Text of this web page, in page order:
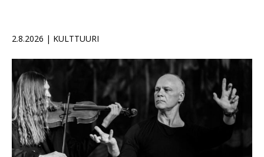
2.8.2026 | KULTTUURI